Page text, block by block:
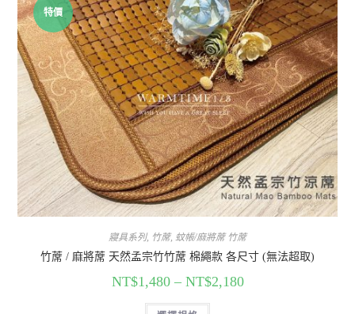
特價
寢具系列, 竹蓆, 蚊帳/麻將蓆 竹蓆
竹蓆 / 麻將蓆 天然孟宗竹竹蓆 棉繩款 各尺寸 (無法超取)
NT$1,480– NT$2,180